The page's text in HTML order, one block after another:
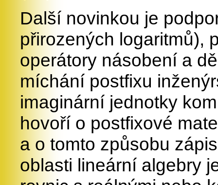
Další novinkou je
přirozených logaritmů),
operátory násobení a
míchání postfixu
imaginární jednotky
hovoří o postfixové
a o tomto způsobu
oblasti lineární algebry